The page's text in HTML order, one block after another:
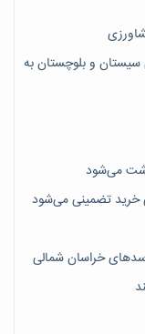
سیستان و بلوچستان به
خرید تضمینی می‌شود